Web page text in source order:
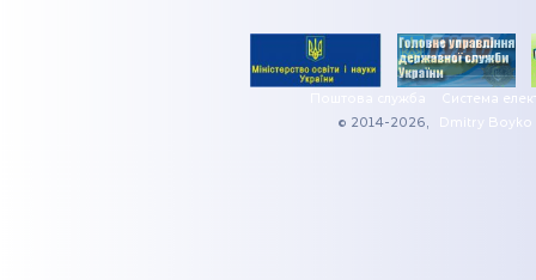
Поштова служба
Система
© 2014-2026,
Dmitry Boyko